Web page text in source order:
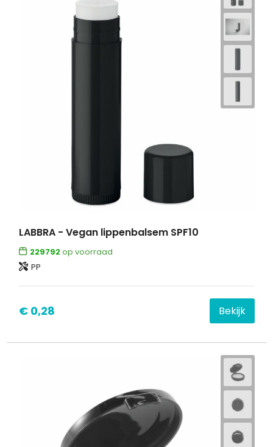
LABBRA - Vegan lippenbalsem SPF10
229792 op voorraad
PP
€ 0,28 Bekijk